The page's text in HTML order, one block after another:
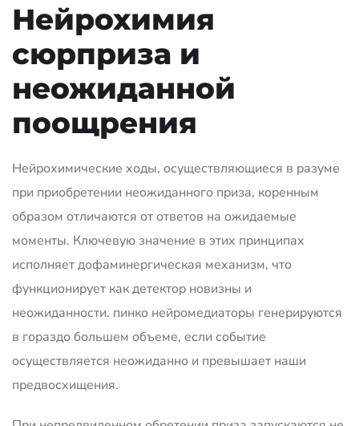
Нейрохимия
сюрприза и
неожиданной
поощрения
Нейрохимические ходы, осуществляющиеся в разуме
при приобретении неожиданного приза, коренным
образом отличаются от ответов на ожидаемые
моменты. Ключевую значение в этих принципах
исполняет дофаминергическая механизм, что
функционирует как детектор новизны и
неожиданности. пинко нейромедиаторы генерируются
в гораздо большем объеме, если событие
осуществляется неожиданно и превышает наши
предвосхищения.